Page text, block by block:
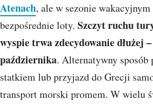
Atenach, ale w sezonie
bezpośrednie loty. Szczyt ruchu
wyspie trwa zdecydowanie dłużej
października. Alternatywny sposób
statkiem lub przyjazd do Grecji
transport morski promem. W wielu